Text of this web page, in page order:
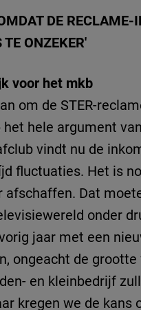
DE
ONZEKER'
voor het mkb
om de STER-
het hele argument
vindt nu de
fluctuaties. Het is
afschaffen. Dat
onder
jaar met een
ongeacht de
en kleinbedrijf
kregen we de